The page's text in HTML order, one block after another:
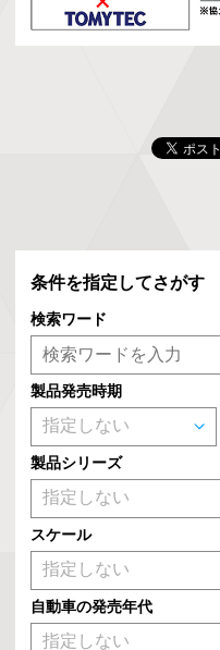
条件を指定してさがす
検索ワード
製品発売時期
製品シリーズ
スケール
自動車の発売年代